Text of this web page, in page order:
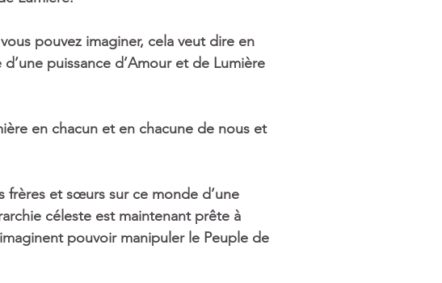
pouvez imaginer, cela veut dire en
puissance d’Amour et de Lumière
en chacun et en chacune de nous et
et sœurs sur ce monde d’une
céleste est maintenant prête à
pouvoir manipuler le Peuple de